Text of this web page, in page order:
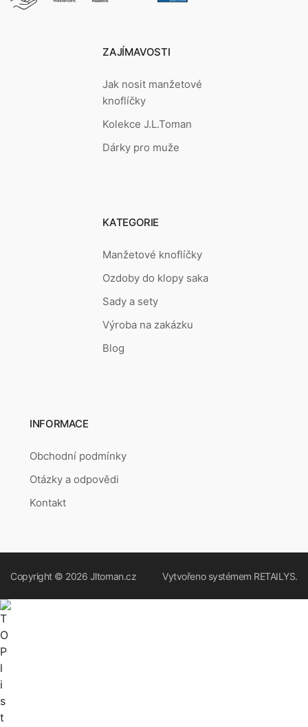
ZAJÍMAVOSTI
Jak nosit manžetové
knoflíčky
Kolekce J.L.Toman
Dárky pro muže
KATEGORIE
Manžetové knoflíčky
Ozdoby do klopy saka
Sady a sety
Výroba na zakázku
Blog
INFORMACE
Obchodní podmínky
Otázky a odpovědi
Kontakt
Copyright © 2026 Jltoman.cz Vytvořeno systémem RETAILYS.